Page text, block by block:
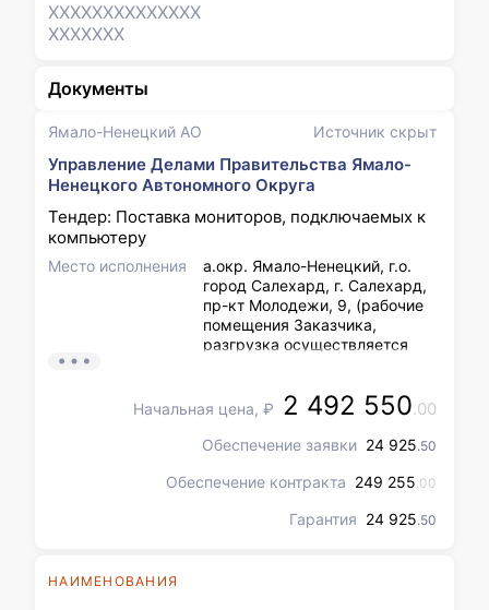
Ямало-Ненецкий АО Источник скрыт
Управление Делами Правительства Ямало-
Ненецкого Автономного Округа
Тендер: Поставка мониторов, подключаемых к
компьютеру
Место исполнения
а.окр. Ямало-Ненецкий, г.о.
город Салехард, г. Салехард,
пр-кт Молодежи, 9, (рабочие
помещения Заказчика,
разгрузка осуществляется
понедельника по пятницу с 9-
00 до 12-00, 14-00 до 17-00 по
местному времени. Стороны
изменить указанный
поставки товара в пределах
Начальная цена, ₽ 2 492 550.00
Обеспечение заявки 24 925.50
Обеспечение контракта 249 255.00
Гарантия 24 925.50
НАИМЕНОВАНИЯ
XXXXXXXXXXXXXX
XXXXXXX
Документы